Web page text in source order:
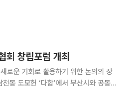
회 창립포럼 개최
로운 기회로 활용하기 위한 논의의 장